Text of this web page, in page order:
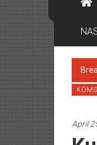
April